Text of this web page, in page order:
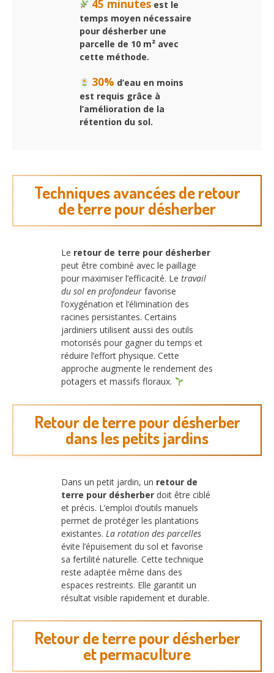
45 minutesest le
temps moyen nécessaire
pour désherber une
parcelle de 10 m² avec
cette méthode.
30% d’eau en moins
est requis grâce à
l’amélioration de la
rétention du sol.
Techniques avancées de retour
de terre pour désherber
Le retour de terre pour désherber
peut être combiné avec le paillage
pour maximiser l’efficacité. Le travail
du sol en profondeur favorise
l’oxygénation et l’élimination des
racines persistantes. Certains
jardiniers utilisent aussi des outils
motorisés pour gagner du temps et
réduire l’effort physique. Cette
approche augmente le rendement des
potagers et massifs floraux.
Retour de terre pour désherber
dans les petits jardins
Dans un petit jardin, un retour de
terre pour désherber doit être ciblé
et précis. L’emploi d’outils manuels
permet de protéger les plantations
existantes. La rotation des parcelles
évite l’épuisement du sol et favorise
sa fertilité naturelle. Cette technique
reste adaptée même dans des
espaces restreints. Elle garantit un
résultat visible rapidement et durable.
Retour de terre pour désherber
et permaculture